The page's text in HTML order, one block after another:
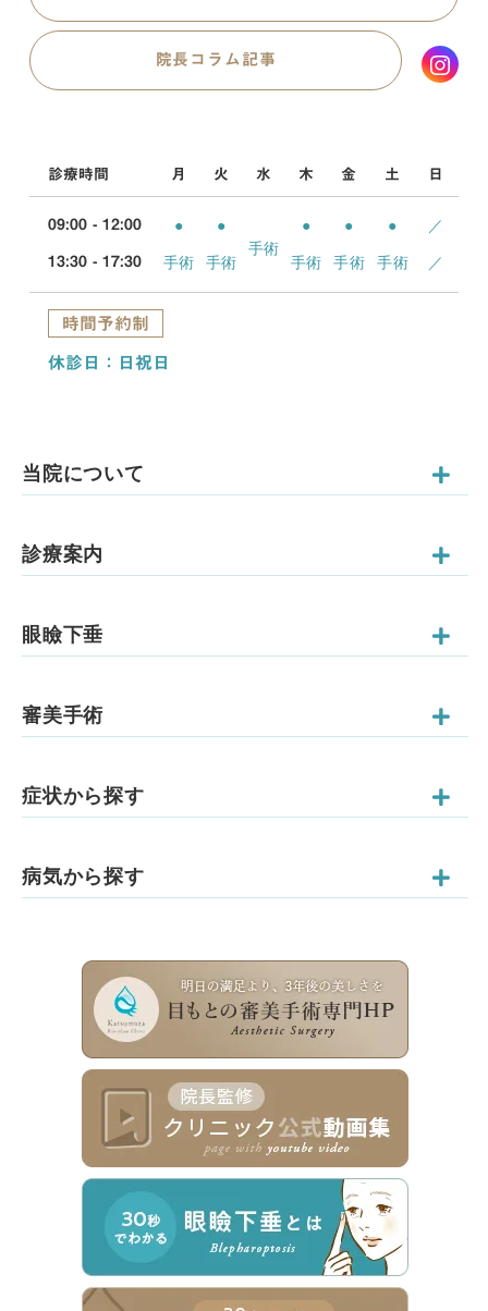
院長コラム記事
診療時間 月 火 水 木 金 土 日
09:00 - 12:00 ●
●
手術
● ● ● ／
13:30 - 17:30 手術 手術 手術 手術 手術 ／
時間予約制
休診日：日祝日
当院について
診療案内
眼瞼下垂
審美手術
症状から探す
病気から探す